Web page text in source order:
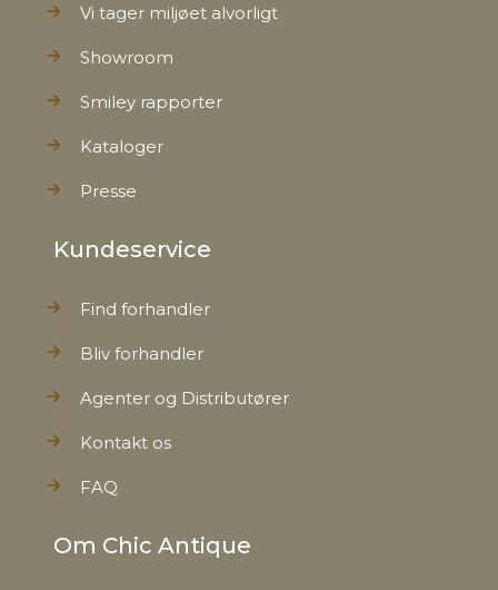
Vi tager miljøet alvorligt
Showroom
Smiley rapporter
Kataloger
Presse
Kundeservice
Find forhandler
Bliv forhandler
Agenter og Distributører
Kontakt os
FAQ
Om Chic Antique